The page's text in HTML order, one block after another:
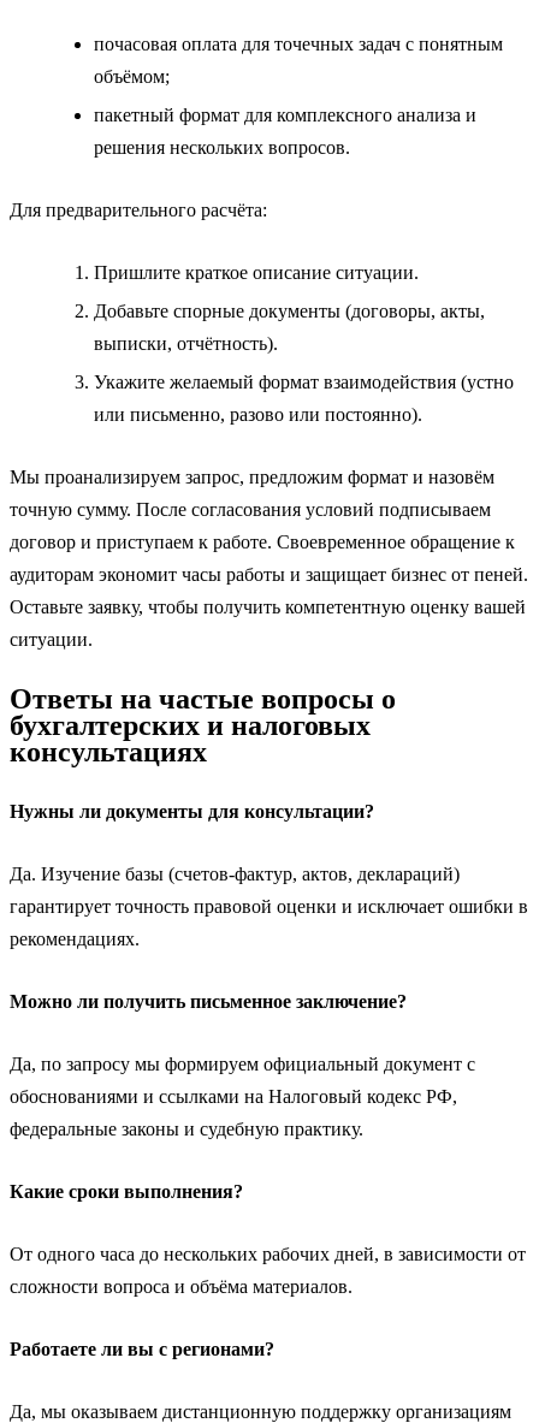
почасовая оплата для точечных задач с понятным
объёмом;
пакетный формат для комплексного анализа и
решения нескольких вопросов.
Для предварительного расчёта:
Пришлите краткое описание ситуации.
Добавьте спорные документы (договоры, акты,
выписки, отчётность).
Укажите желаемый формат взаимодействия (устно
или письменно, разово или постоянно).
Мы проанализируем запрос, предложим формат и назовём
точную сумму. После согласования условий подписываем
договор и приступаем к работе. Своевременное обращение к
аудиторам экономит часы работы и защищает бизнес от пеней.
Оставьте заявку, чтобы получить компетентную оценку вашей
ситуации.
Ответы на частые вопросы о
бухгалтерских и налоговых
консультациях
Нужны ли документы для консультации?
Да. Изучение базы (счетов-фактур, актов, деклараций)
гарантирует точность правовой оценки и исключает ошибки в
рекомендациях.
Можно ли получить письменное заключение?
Да, по запросу мы формируем официальный документ с
обоснованиями и ссылками на Налоговый кодекс РФ,
федеральные законы и судебную практику.
Какие сроки выполнения?
От одного часа до нескольких рабочих дней, в зависимости от
сложности вопроса и объёма материалов.
Работаете ли вы с регионами?
Да, мы оказываем дистанционную поддержку организациям